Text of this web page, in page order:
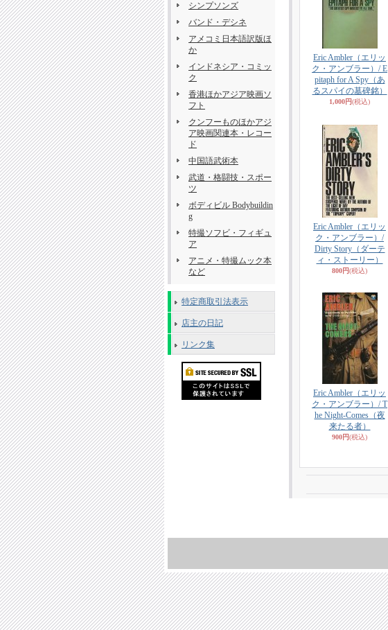
シンプソンズ
バンド・デシネ
アメコミ日本語訳版ほ
か
インドネシア・コミッ
ク
香港ほかアジア映画ソ
フト
クンフーものほかアジ
ア映画関連本・レコー
ド
中国語武術本
武道・格闘技・スポー
ツ
ボディビル Bodybuildin
g
特撮ソフビ・フィギュ
ア
アニメ・特撮ムック本
など
特定商取引法表示
店主の日記
リンク集
Eric Ambler（エリッ
ク・アンブラー）/ E
pitaph for A Spy（あ
るスパイの墓碑銘）
1,000円(税込)
Eric Ambler（エリッ
ク・アンブラー）/
Dirty Story（ダーテ
ィ・ストーリー）
800円(税込)
Eric Ambler（エリッ
ク・アンブラー）/ T
he Night-Comes（夜
来たる者）
900円(税込)